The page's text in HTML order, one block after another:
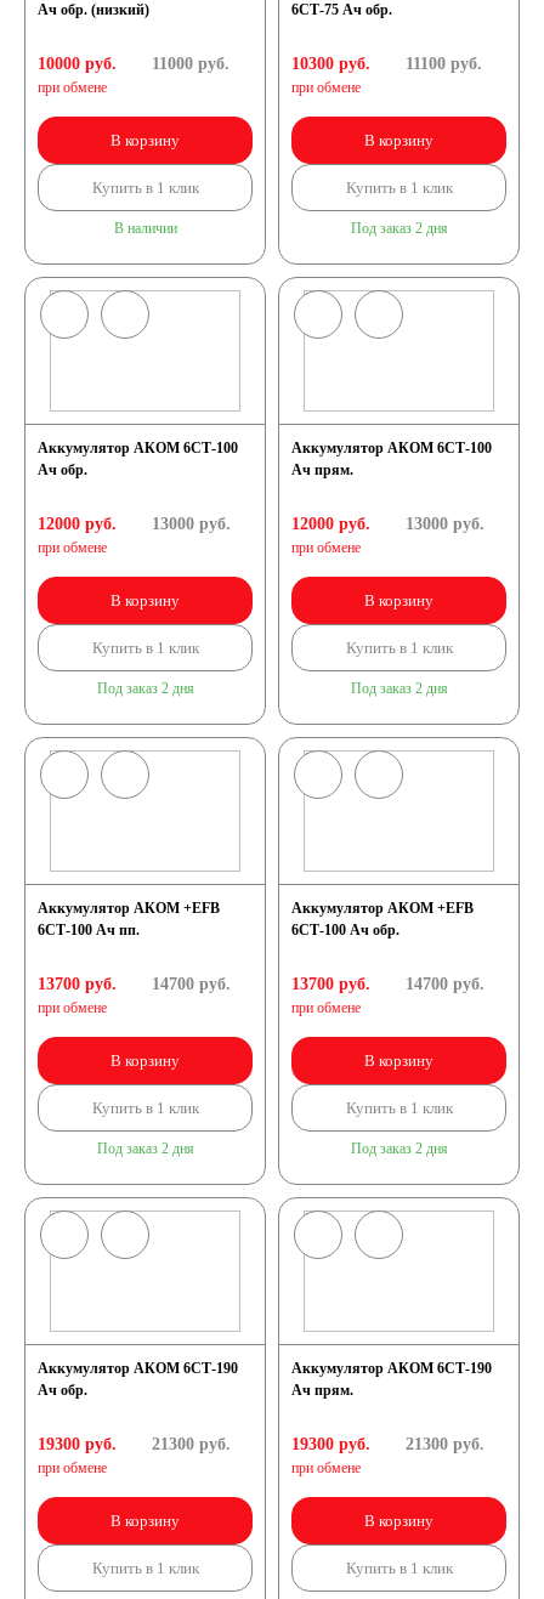
Ач обр. (низкий)
10000 руб.
при обмене
11000руб.
В корзину
Купить в 1 клик
В наличии
6СТ-75 Ач обр.
10300 руб.
при обмене
11100руб.
В корзину
Купить в 1 клик
Под заказ 2 дня
Аккумулятор АКОМ 6СТ-100
Ач обр.
12000 руб.
при обмене
13000руб.
В корзину
Купить в 1 клик
Под заказ 2 дня
Аккумулятор АКОМ 6СТ-100
Ач прям.
12000 руб.
при обмене
13000руб.
В корзину
Купить в 1 клик
Под заказ 2 дня
Аккумулятор АКОМ +EFB
6СТ-100 Ач пп.
13700 руб.
при обмене
14700руб.
В корзину
Купить в 1 клик
Под заказ 2 дня
Аккумулятор АКОМ +EFB
6СТ-100 Ач обр.
13700 руб.
при обмене
14700руб.
В корзину
Купить в 1 клик
Под заказ 2 дня
Аккумулятор АКОМ 6СТ-190
Ач обр.
19300 руб.
при обмене
21300руб.
В корзину
Купить в 1 клик
Аккумулятор АКОМ 6СТ-190
Ач прям.
19300 руб.
при обмене
21300руб.
В корзину
Купить в 1 клик